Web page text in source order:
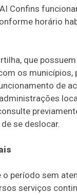
Confins
horário
que
os municípios,
de
se deslocar.
o período sem
serviços